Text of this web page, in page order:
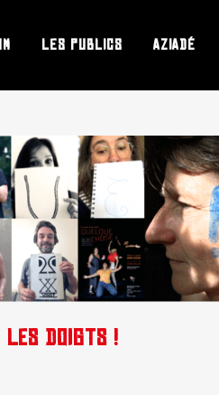
LES PUBLICS AZIADÉ
LES DOIGTS !